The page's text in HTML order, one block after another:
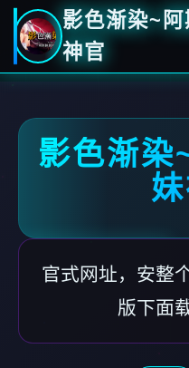
影色渐染~
神官
影色渐染
官式网址，安整
版下面